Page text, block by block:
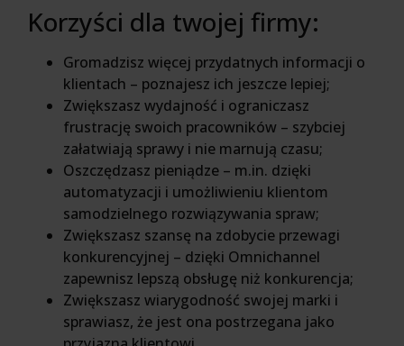
Korzyści dla twojej firmy:
Gromadzisz więcej przydatnych informacji o
klientach – poznajesz ich jeszcze lepiej;
Zwiększasz wydajność i ograniczasz
frustrację swoich pracowników – szybciej
załatwiają sprawy i nie marnują czasu;
Oszczędzasz pieniądze – m.in. dzięki
automatyzacji i umożliwieniu klientom
samodzielnego rozwiązywania spraw;
Zwiększasz szansę na zdobycie przewagi
konkurencyjnej – dzięki Omnichannel
zapewnisz lepszą obsługę niż konkurencja;
Zwiększasz wiarygodność swojej marki i
sprawiasz, że jest ona postrzegana jako